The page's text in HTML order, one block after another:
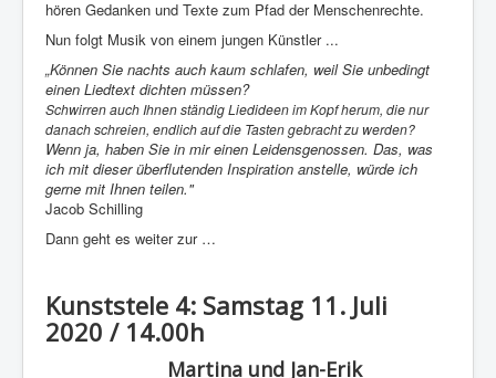
hören Gedanken und Texte zum Pfad der Menschenrechte.
Nun folgt Musik von einem jungen Künstler ...
„Können Sie nachts auch kaum schlafen, weil Sie unbedingt
einen Liedtext dichten müssen?
Schwirren auch Ihnen ständig Liedideen im Kopf herum, die nur
danach schreien, endlich auf die Tasten gebracht zu werden?
Wenn ja, haben Sie in mir einen Leidensgenossen. Das, was
ich mit dieser überflutenden Inspiration anstelle, würde ich
gerne mit Ihnen teilen."
Jacob Schilling
Dann geht es weiter zur …
Kunststele 4: Samstag 11. Juli
2020 / 14.00h
Martina und Jan-Erik